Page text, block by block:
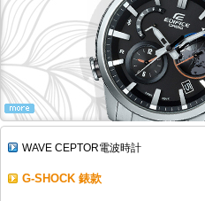
WAVE CEPTOR電波時計
G-SHOCK 錶款